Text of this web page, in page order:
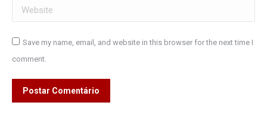
Website
Save my name, email, and website in this browser for the next time I
comment.
Postar Comentário